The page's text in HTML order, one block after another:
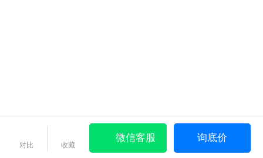
对比 收藏
微信客服 询底价